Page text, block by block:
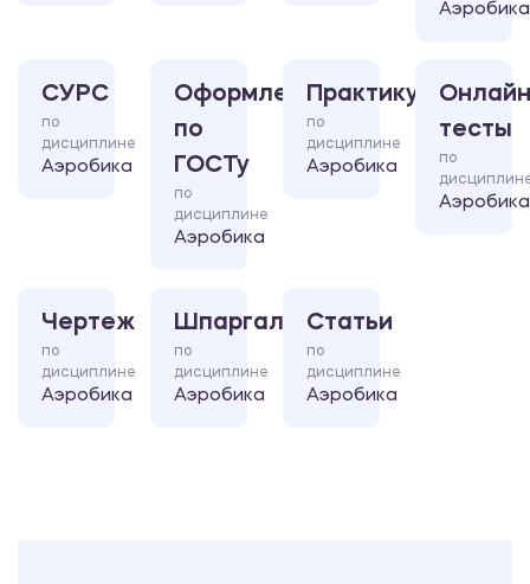
Аэробика
СУРС
по
дисциплине
Аэробика
Оформление
по
ГОСТу
по
дисциплине
Аэробика
Практикум
по
дисциплине
Аэробика
тесты
по
Аэробика
Чертеж
по
дисциплине
Аэробика
Шпаргалка
по
дисциплине
Аэробика
Статьи
по
дисциплине
Аэробика